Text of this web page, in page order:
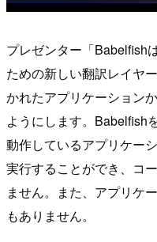
プレゼンター「Babelfish
ための新しい翻訳レイヤ
かれたアプリケーション
ようにします。Babelfish
動作しているアプリケー
実行することができ、コ
ません。また、アプリケ
もありません。